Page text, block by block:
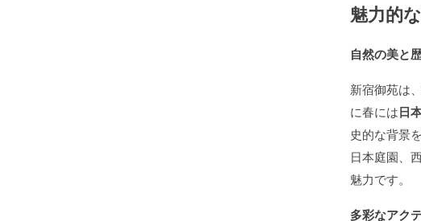
魅力的
自然の美と
新宿御苑は
に春には日
史的な背景
日本庭園、
魅力です。
多彩なアク